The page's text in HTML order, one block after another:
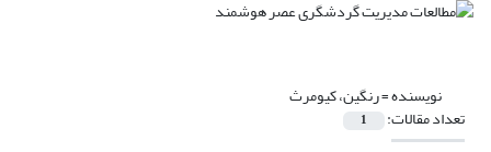
نویسنده =رنگین، کیومرث
تعداد مقالات: 1